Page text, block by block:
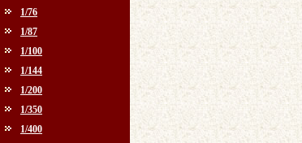
1/76
1/87
1/100
1/144
1/200
1/350
1/400